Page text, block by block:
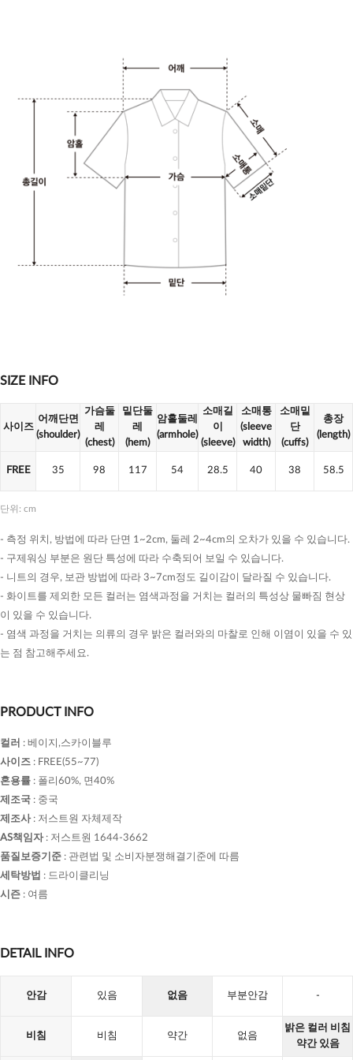
SIZE INFO
사이즈
어깨단면
(shoulder)
가슴둘
레
(chest)
밑단둘
레
(hem)
암홀둘레
(armhole)
소매길
이
(sleeve)
소매통
(sleeve
width)
소매밑
단
(cuffs)
총장
(length)
FREE 35 98 117 54 28.5 40 38 58.5
단위: cm
- 측정 위치, 방법에 따라 단면 1~2cm, 둘레 2~4cm의 오차가 있을 수 있습니다.
- 구제워싱 부분은 원단 특성에 따라 수축되어 보일 수 있습니다.
- 니트의 경우, 보관 방법에 따라 3~7cm정도 길이감이 달라질 수 있습니다.
- 화이트를 제외한 모든 컬러는 염색과정을 거치는 컬러의 특성상 물빠짐 현상
이 있을 수 있습니다.
- 염색 과정을 거치는 의류의 경우 밝은 컬러와의 마찰로 인해 이염이 있을 수 있
는 점 참고해주세요.
PRODUCT INFO
컬러 : 베이지,스카이블루
사이즈 : FREE(55~77)
혼용률 : 폴리60%, 면40%
제조국 : 중국
제조사: 저스트원 자체제작
AS책임자: 저스트원 1644-3662
품질보증기준 : 관련법 및 소비자분쟁해결기준에 따름
세탁방법 : 드라이클리닝
시즌 : 여름
DETAIL INFO
안감 있음 없음 부분안감 -
비침 비침 약간 없음
밝은 컬러 비침
약간 있음